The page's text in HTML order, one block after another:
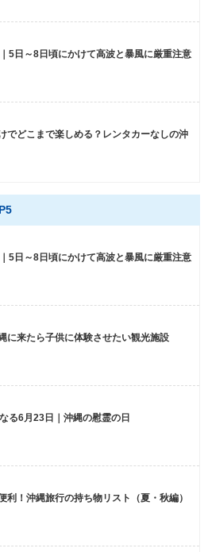
5日～8日頃にかけて高波と暴風に厳重注意
でどこまで楽しめる？レンタカーなしの沖
5日～8日頃にかけて高波と暴風に厳重注意
に来たら子供に体験させたい観光施設
る6月23日｜沖縄の慰霊の日
利！沖縄旅行の持ち物リスト（夏・秋編）